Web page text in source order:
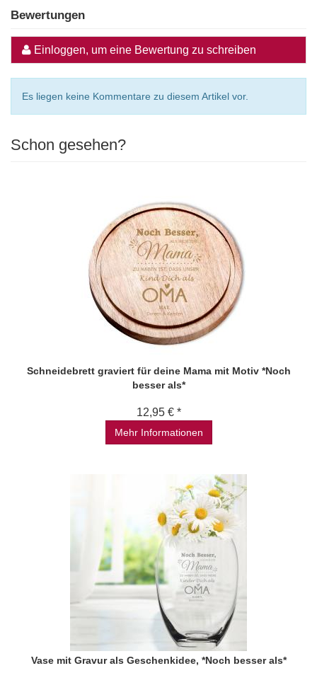
Bewertungen
Einloggen, um eine Bewertung zu schreiben
Es liegen keine Kommentare zu diesem Artikel vor.
Schon gesehen?
Schneidebrett graviert für deine Mama mit Motiv *Noch
besser als*
12,95 € *
Mehr Informationen
Vase mit Gravur als Geschenkidee, *Noch besser als*